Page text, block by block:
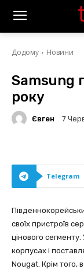
Додому Новини
Samsung
року
Євген 7
Telegram
своїх пристроїв
цінового
корпусах і
Nougat. Крім того,